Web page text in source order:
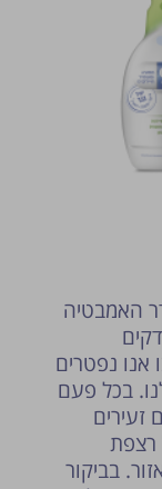
האמבטיה
אנו נפטרים
בכל פעם
רצפת
בביקור